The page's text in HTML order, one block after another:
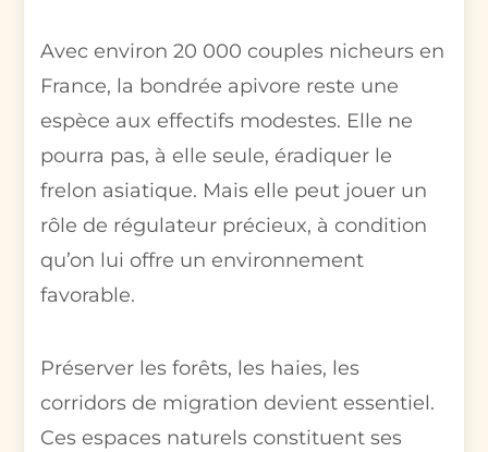
Avec environ 20 000 couples nicheurs en
France, la bondrée apivore reste une
espèce aux effectifs modestes. Elle ne
pourra pas, à elle seule, éradiquer le
frelon asiatique. Mais elle peut jouer un
rôle de régulateur précieux, à condition
qu’on lui offre un environnement
favorable.
Préserver les forêts, les haies, les
corridors de migration devient essentiel.
Ces espaces naturels constituent ses